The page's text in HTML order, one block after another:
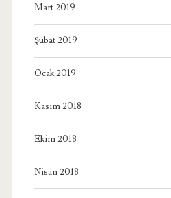
Mart 2019
Şubat 2019
Ocak 2019
Kasım 2018
Ekim 2018
Nisan 2018